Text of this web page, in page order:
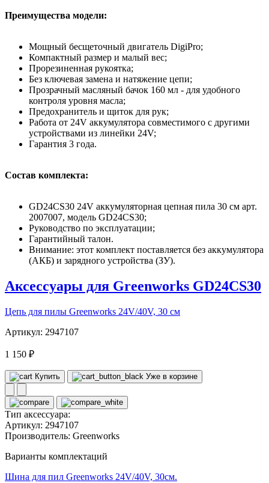
Преимущества модели:
Мощный бесщеточный двигатель DigiPro;
Компактный размер и малый вес;
Прорезиненная рукоятка;
Без ключевая замена и натяжение цепи;
Прозрачный масляный бачок 160 мл - для удобного
контроля уровня масла;
Предохранитель и щиток для рук;
Работа от 24V аккумулятора совместимого с другими
устройствами из линейки 24V;
Гарантия 3 года.
Состав комплекта:
GD24CS30 24V аккумуляторная цепная пила 30 см арт.
2007007, модель GD24CS30;
Руководство по эксплуатации;
Гарантийный талон.
Внимание: этот комплект поставляется без аккумулятора
(АКБ) и зарядного устройства (ЗУ).
Аксессуары для Greenworks GD24CS30
Цепь для пилы Greenworks 24V/40V, 30 см
Артикул: 2947107
1 150 ₽
Купить Уже в корзине
Тип аксессуара:
Артикул: 2947107
Производитель: Greenworks
Варианты комплектаций
Шина для пил Greenworks 24V/40V, 30см.